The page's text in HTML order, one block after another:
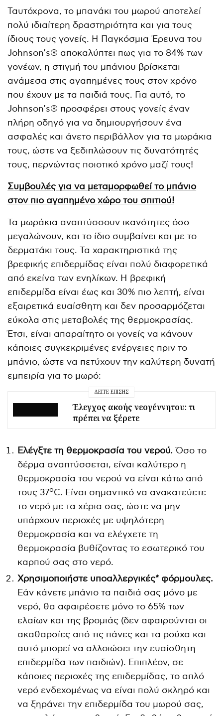
Ταυτόχρονα, το μπανάκι του μωρού αποτελεί
πολύ ιδιαίτερη δραστηριότητα και για τους
ίδιους τους γονείς. Η Παγκόσμια Έρευνα του
Johnson’s® αποκαλύπτει πως για το 84% των
γονέων, η στιγμή του μπάνιου βρίσκεται
ανάμεσα στις αγαπημένες τους στον χρόνο
που έχουν με τα παιδιά τους. Για αυτό, το
Johnson’s® προσφέρει στους γονείς έναν
πλήρη οδηγό για να δημιουργήσουν ένα
ασφαλές και άνετο περιβάλλον για τα μωράκια
τους, ώστε να ξεδιπλώσουν τις δυνατότητές
τους, περνώντας ποιοτικό χρόνο μαζί τους!
Συμβουλές για να μεταμορφωθεί το μπάνιο
στον πιο αγαπημένο χώρο του σπιτιού!
Τα μωράκια αναπτύσσουν ικανότητες όσο
μεγαλώνουν, και το ίδιο συμβαίνει και με το
δερματάκι τους. Τα χαρακτηριστικά της
βρεφικής επιδερμίδας είναι πολύ διαφορετικά
από εκείνα των ενηλίκων. Η βρεφική
επιδερμίδα είναι έως και 30% πιο λεπτή, είναι
εξαιρετικά ευαίσθητη και δεν προσαρμόζεται
εύκολα στις μεταβολές της θερμοκρασίας.
Έτσι, είναι απαραίτητο οι γονείς να κάνουν
κάποιες συγκεκριμένες ενέργειες πριν το
μπάνιο, ώστε να πετύχουν την καλύτερη δυνατή
εμπειρία για το μωρό:
ΔΕΊΤΕ ΕΠΊΣΗΣ
Έλεγχος ακοής νεογέννητου: τι
πρέπει να ξέρετε
Ελέγξτε τη θερμοκρασία του νερού. Όσο το
δέρμα αναπτύσσεται, είναι καλύτερο η
θερμοκρασία του νερού να είναι κάτω από
τους 37οC. Είναι σημαντικό να ανακατεύετε
το νερό με τα χέρια σας, ώστε να μην
υπάρχουν περιοχές με υψηλότερη
θερμοκρασία και να ελέγχετε τη
θερμοκρασία βυθίζοντας το εσωτερικό του
καρπού σας στο νερό.
Χρησιμοποιήστε υποαλλεργικές* φόρμουλες.
Εάν κάνετε μπάνιο τα παιδιά σας μόνο με
νερό, θα αφαιρέσετε μόνο το 65% των
ελαίων και της βρομιάς (δεν αφαιρούνται οι
ακαθαρσίες από τις πάνες και τα ρούχα και
αυτό μπορεί να αλλοιώσει την ευαίσθητη
επιδερμίδα των παιδιών). Επιπλέον, σε
κάποιες περιοχές της επιδερμίδας, το απλό
νερό ενδεχομένως να είναι πολύ σκληρό και
να ξηράνει την επιδερμίδα του μωρού σας,